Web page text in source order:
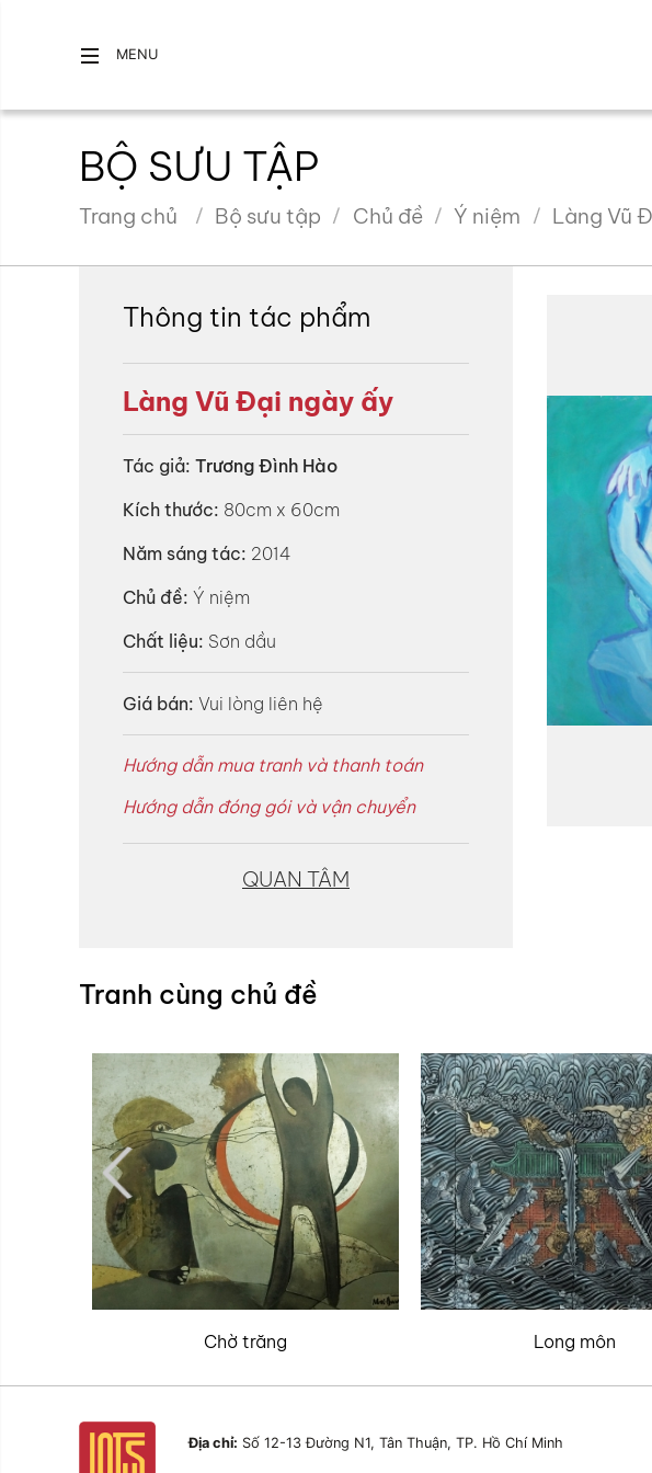
MENU
BỘ SƯU TẬP
Trang chủ Bộ sưu tập Chủ đề Ý niệm Làng Vũ
Thông tin tác phẩm
Làng Vũ Đại ngày ấy
Tác giả: Trương Đình Hào
Kích thước: 80cm x 60cm
Năm sáng tác: 2014
Chủ đề: Ý niệm
Chất liệu: Sơn dầu
Giá bán: Vui lòng liên hệ
Hướng dẫn mua tranh và thanh toán
Hướng dẫn đóng gói và vận chuyển
QUAN TÂM
Tranh cùng chủ đề
Chờ trăng Long môn
Địa chỉ: Số 12-13 Đường N1, Tân Thuận, TP. Hồ Chí Minh